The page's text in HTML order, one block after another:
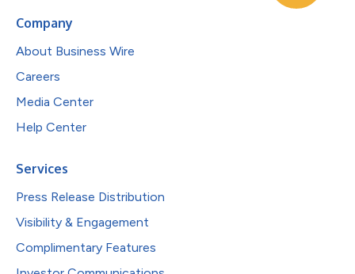
Company
About Business Wire
Careers
Media Center
Help Center
Services
Press Release Distribution
Visibility & Engagement
Complimentary Features